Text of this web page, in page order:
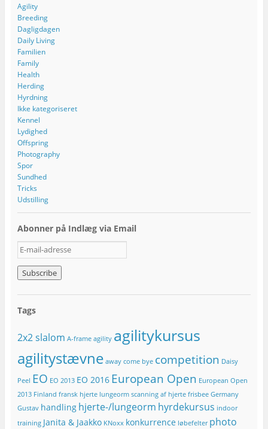
Agility
Breeding
Dagligdagen
Daily Living
Familien
Family
Health
Herding
Hyrdning
Ikke kategoriseret
Kennel
Lydighed
Offspring
Photography
Spor
Sundhed
Tricks
Udstilling
Abonner på Indlæg via Email
E
-
m
a
i
-
d
e
s
e
Tags
2x2 slalom A-frame agility agilitykursus
agilitystævne away come bye competition Daisy
Peel EO EO 2013 EO 2016 European Open European Open
2013 Finland fransk hjerte lungeorm scanning af hjerte frisbee Germany
Gustav handling hjerte-/lungeorm hyrdekursus indoor
training Janita & Jaakko KNoxx konkurrence løbefelter photo